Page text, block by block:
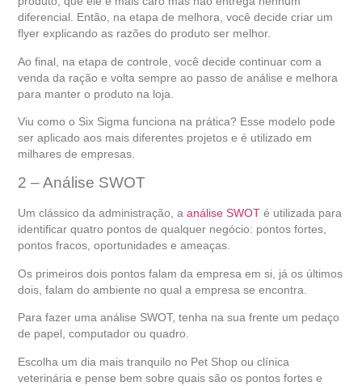
diferencial. Então, na etapa de melhora, você decide criar um
flyer explicando as razões do produto ser melhor.
Ao final, na etapa de controle, você decide continuar com a
venda da ração e volta sempre ao passo de análise e melhora
para manter o produto na loja.
Viu como o Six Sigma funciona na prática? Esse modelo pode
ser aplicado aos mais diferentes projetos e é utilizado em
milhares de empresas.
2 – Análise SWOT
Um clássico da administração, aanálise SWOT é utilizada para
identificar quatro pontos de qualquer negócio: pontos fortes,
pontos fracos, oportunidades e ameaças.
Os primeiros dois pontos falam da empresa em si, já os últimos
dois, falam do ambiente no qual a empresa se encontra.
Para fazer uma análise SWOT, tenha na sua frente um pedaço
de papel, computador ou quadro.
Escolha um dia mais tranquilo no Pet Shop ou clínica
veterinária e pense bem sobre quais são os pontos fortes e